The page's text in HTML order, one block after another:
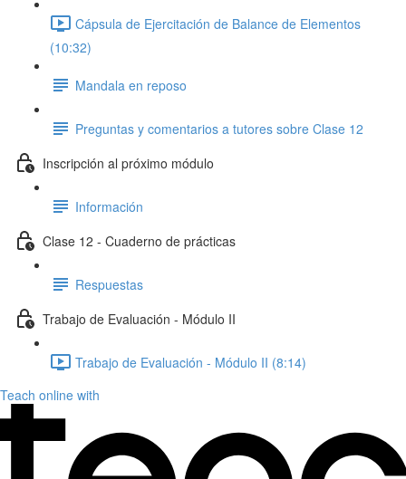
Cápsula de Ejercitación de Balance de Elementos
(10:32)
Mandala en reposo
Preguntas y comentarios a tutores sobre Clase 12
Inscripción al próximo módulo
Información
Clase 12 - Cuaderno de prácticas
Respuestas
Trabajo de Evaluación - Módulo II
Trabajo de Evaluación - Módulo II (8:14)
Teach online with